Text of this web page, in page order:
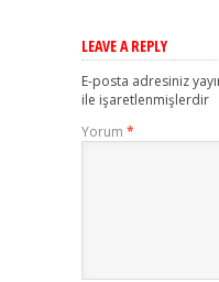
LEAVE A REPLY
E-posta adresiniz
ile işaretlenmişlerdir
Yorum *